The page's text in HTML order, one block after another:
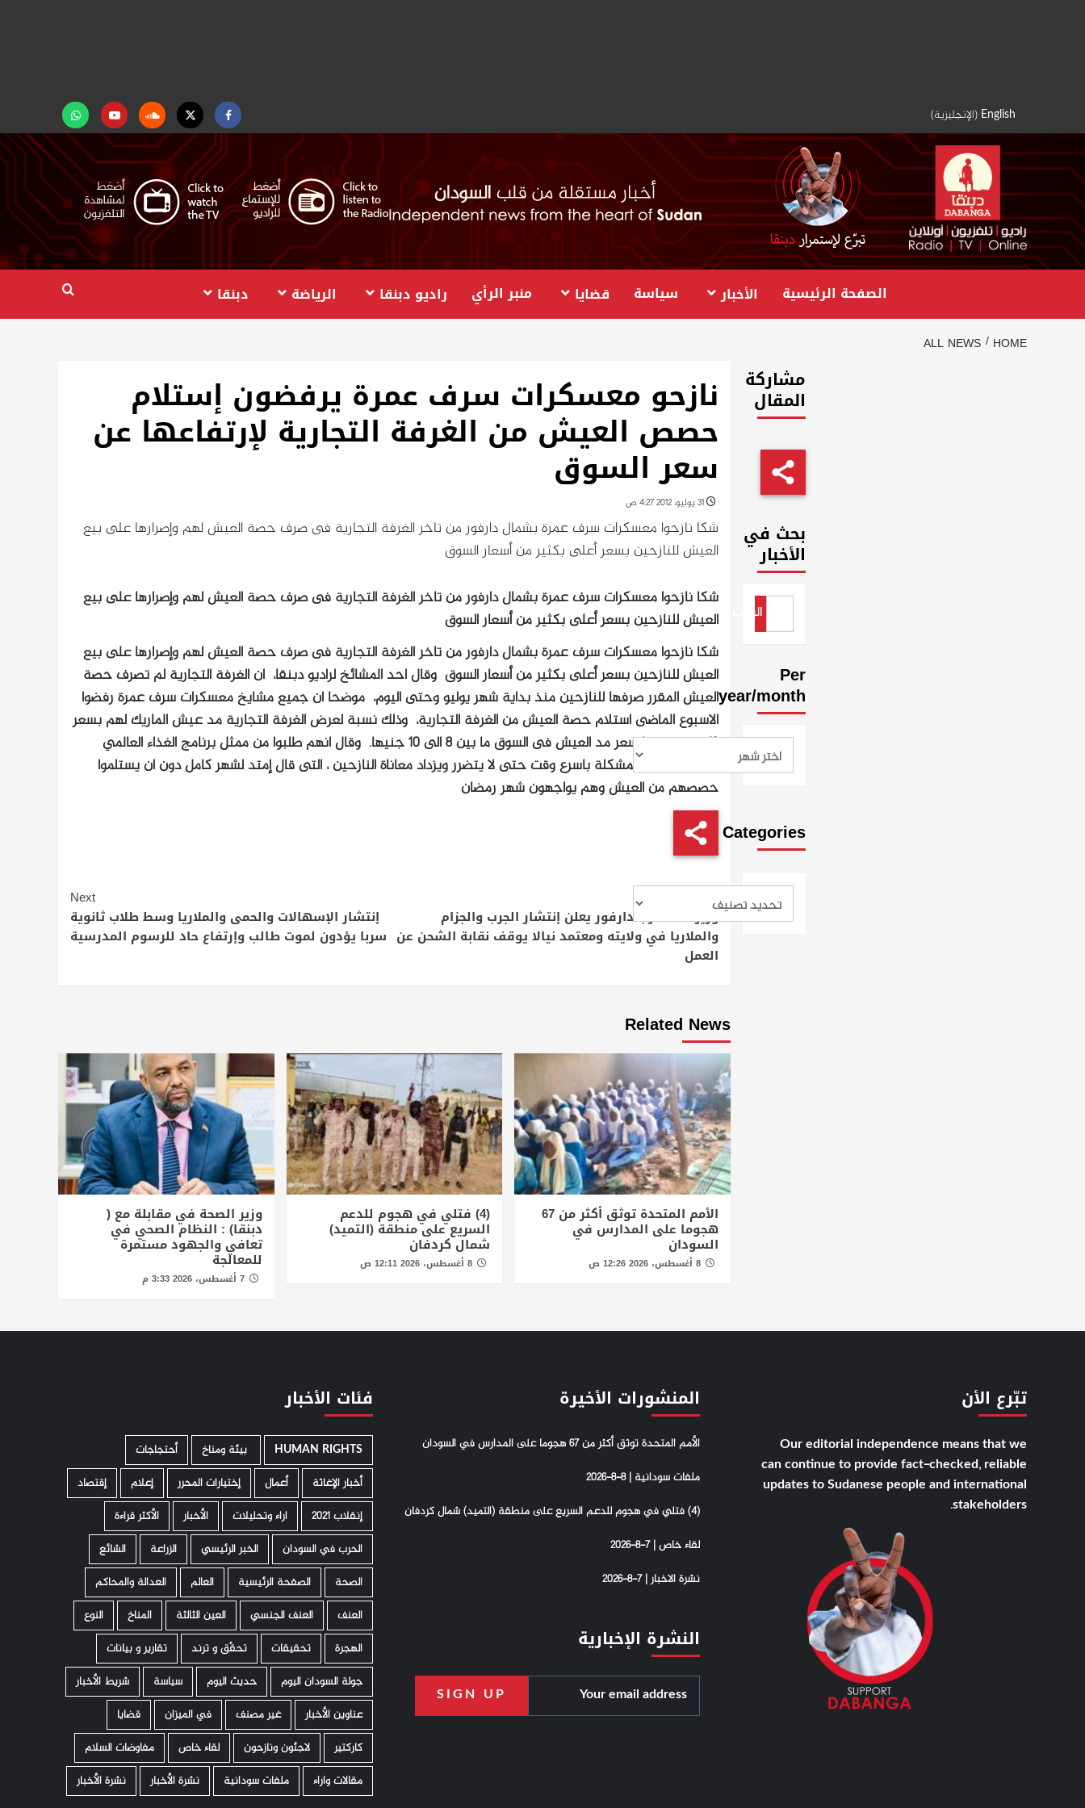
English
(الإنجليزية)
Facebook
Twitter
Soundcloud
Youtubeتابعنا
على
واتساب
الصفحة الرئيسية الأخبار سياسة قضايا منبر الرأي راديو دبنقا الرياضة دبنقا
HOME
ALL NEWS
نازحو معسكرات سرف عمرة يرفضون إستلام
حصص العيش من الغرفة التجارية لإرتفاعها عن
سعر السوق
31 يوليو، 2012 4:27 ص
شكا نازحوا معسكرات سرف عمرة بشمال دارفور من تاخر الغرفة التجارية فى صرف حصة العيش لهم وإصرارها على بيع
العيش للنازحين بسعر أعلى بكثير من أسعار السوق
شكا نازحوا معسكرات سرف عمرة بشمال دارفور من تاخر الغرفة التجارية فى صرف حصة العيش لهم وإصرارها على بيع
العيش للنازحين بسعر أعلى بكثير من أسعار السوق
شكا نازحوا معسكرات سرف عمرة بشمال دارفور من تاخر الغرفة التجارية فى صرف حصة العيش لهم وإصرارها على بيع
العيش للنازحين بسعر أعلى بكثير من أسعار السوق وقال احد المشائخ لراديو دبنقا، ان الغرفة التجارية لم تصرف حصة
العيش المقرر صرفها للنازحين منذ بداية شهر يوليو وحتى اليوم، موضحا ان جميع مشايخ معسكرات سرف عمرة رفضوا
الاسبوع الماضى استلام حصة العيش من الغرفة التجارية، وذلك نسبة لعرض الغرفة التجارية مد عيش الماريك لهم بسعر
13 جنيه، بينما سعر مد العيش فى السوق ما بين 8 الى 10 جنيها. وقال انهم طلبوا من ممثل برنامج الغذاء العالمي
التدخل لحسم المشكلة باسرع وقت حتى لا يتضرر ويزداد معاناة النازحين ، التى قال إمتد لشهر كامل دون ان يستلموا
حصصهم من العيش وهم يواجهون شهر رمضان
Continue
Reading
Previous
وزير صحة غرب دارفور يعلن إنتشار الجرب والجزام
والملاريا في ولايته ومعتمد نيالا يوقف نقابة الشحن عن
العمل
Next
إنتشار الإسهالات والحمى والملاريا وسط طلاب ثانوية
سربا يؤدون لموت طالب وإرتفاع حاد للرسوم المدرسية
Related News
الأمم المتحدة توثق أكثر من 67
هجوما على المدارس في
السودان
8 أغسطس، 2026 12:26 ص
(4) فتلي في هجوم للدعم
السريع على منطقة (التميد)
شمال كردفان
وزير الصحة في مقابلة مع (
دبنقا) : النظام الصحي في
تعافي والجهود مستمرة
للمعالجة
7 أغسطس، 2026 3:33 م
مشاركة
المقال
بحث في
الأخبار
البحث
Per
year/month
Categories
تبّرع الأن
Our editorial independence means that we
can continue to provide fact-checked, reliable
updates to Sudanese people and international
stakeholders.
المنشورات الأخيرة
الأمم المتحدة توثق أكثر من 67 هجوما على المدارس في السودان
ملفات سودانية | 8-8-2026
(4) فتلي في هجوم للدعم السريع على منطقة (التميد) شمال كردفان
لقاء خاص | 7-8-2026
نشرة الاخبار | 7-8-2026
النشرة الإخبارية
فئات الأخبار
HUMAN RIGHTS ­ بيئة ومناخ
أحتجاجات
أخبار الإغاثة
أعمال إختيارات المحرر إعلام
إقتصاد
إنقلاب 2021
اراء وتحليلات الأخبار
الأكثر قراءة
الحرب في السودان
الخبر الرئيسي الزراعة
الشائع
الصحة
الصفحة الرئيسية العالم
العدالة والمحاكم
العنف
العنف الجنسي العين الثالثة المناخ
النوع
الهجرة
تحقيقات تحقّق و ترند
تقارير و بيانات
جولة السودان اليوم
حديث اليوم سياسة
شريط الأخبار
عناوين الأخبار
غير مصنف في الميزان
قضايا
كاركتير
لاجئون ونازحون لقاء خاص
مفاوضات السلام
مقالات واراء
ملفات سودانية نشرة الأخبار نشرة الأخبار